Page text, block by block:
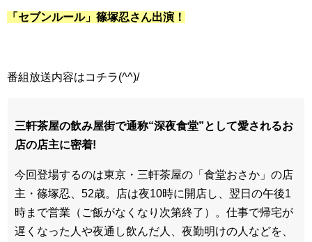
「セブンルール」篠塚忍さん出演！
番組放送内容はコチラ(^^)/
三軒茶屋の飲み屋街で通称“深夜食堂”として愛されるお
店の店主に密着!
今回登場するのは東京・三軒茶屋の「食堂おさか」の店
主・篠塚忍、52歳。店は夜10時に開店し、翌日の午後1
時まで営業（ご飯がなくなり次第終了）。仕事で帰宅が
遅くなった人や夜通し飲んだ人、夜勤明けの人などを、